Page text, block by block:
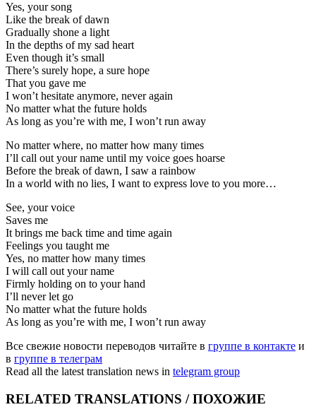
Yes, your song
Like the break of dawn
Gradually shone a light
In the depths of my sad heart
Even though it’s small
There’s surely hope, a sure hope
That you gave me
I won’t hesitate anymore, never again
No matter what the future holds
As long as you’re with me, I won’t run away
No matter where, no matter how many times
I’ll call out your name until my voice goes hoarse
Before the break of dawn, I saw a rainbow
In a world with no lies, I want to express love to you more…
See, your voice
Saves me
It brings me back time and time again
Feelings you taught me
Yes, no matter how many times
I will call out your name
Firmly holding on to your hand
I’ll never let go
No matter what the future holds
As long as you’re with me, I won’t run away
Все свежие новости переводов читайте в группе в контакте и
в группе в телеграм
Read all the latest translation news in telegram group
RELATED TRANSLATIONS / ПОХОЖИЕ